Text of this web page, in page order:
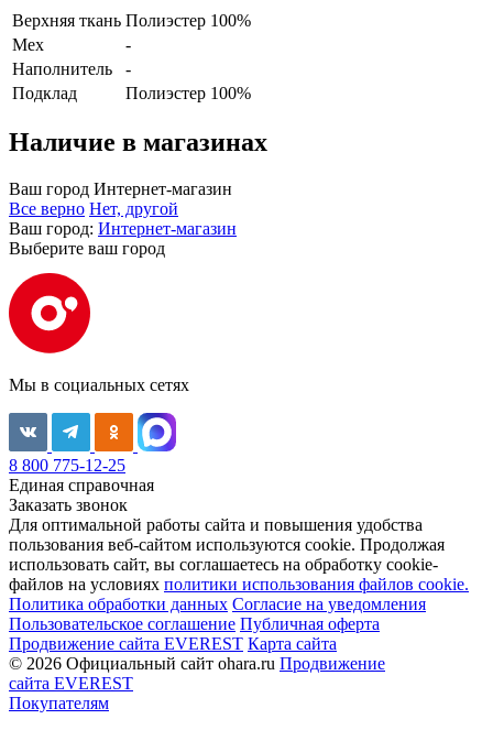
Верхняя ткань Полиэстер 100%
Мех
-
Наполнитель
-
Подклад
Полиэстер 100%
Наличие в магазинах
Ваш город Интернет-магазин
Все верно Нет, другой
Ваш город: Интернет-магазин
Выберите ваш город
Мы в социальных сетях
8 800 775-12-25
Единая справочная
Заказать звонок
Для оптимальной работы сайта и повышения удобства
пользования веб-сайтом используются cookie. Продолжая
использовать сайт, вы соглашаетесь на обработку cookie-
файлов на условиях политики использования файлов cookie.
Политика обработки данных Согласие на уведомления
Пользовательское соглашение Публичная оферта
Продвижение сайта EVEREST Карта сайта
© 2026 Официальный сайт ohara.ru Продвижение
сайта EVEREST
Покупателям